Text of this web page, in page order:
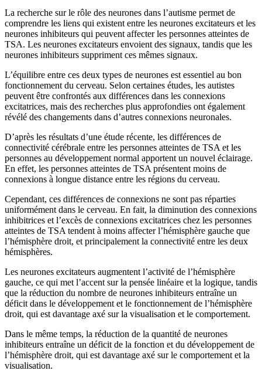
La recherche sur le rôle des neurones dans l’autisme permet de
comprendre les liens qui existent entre les neurones excitateurs et les
neurones inhibiteurs qui peuvent affecter les personnes atteintes de
TSA. Les neurones excitateurs envoient des signaux, tandis que les
neurones inhibiteurs suppriment ces mêmes signaux.
L’équilibre entre ces deux types de neurones est essentiel au bon
fonctionnement du cerveau. Selon certaines études, les autistes
peuvent être confrontés aux différences dans les connexions
excitatrices, mais des recherches plus approfondies ont également
révélé des changements dans d’autres connexions neuronales.
D’après les résultats d’une étude récente, les différences de
connectivité cérébrale entre les personnes atteintes de TSA et les
personnes au développement normal apportent un nouvel éclairage.
En effet, les personnes atteintes de TSA présentent moins de
connexions à longue distance entre les régions du cerveau.
Cependant, ces différences de connexions ne sont pas réparties
uniformément dans le cerveau. En fait, la diminution des connexions
inhibitrices et l’excès de connexions excitatrices chez les personnes
atteintes de TSA tendent à moins affecter l’hémisphère gauche que
l’hémisphère droit, et principalement la connectivité entre les deux
hémisphères.
Les neurones excitateurs augmentent l’activité de l’hémisphère
gauche, ce qui met l’accent sur la pensée linéaire et la logique, tandis
que la réduction du nombre de neurones inhibiteurs entraîne un
déficit dans le développement et le fonctionnement de l’hémisphère
droit, qui est davantage axé sur la visualisation et le comportement.
Dans le même temps, la réduction de la quantité de neurones
inhibiteurs entraîne un déficit de la fonction et du développement de
l’hémisphère droit, qui est davantage axé sur le comportement et la
visualisation.